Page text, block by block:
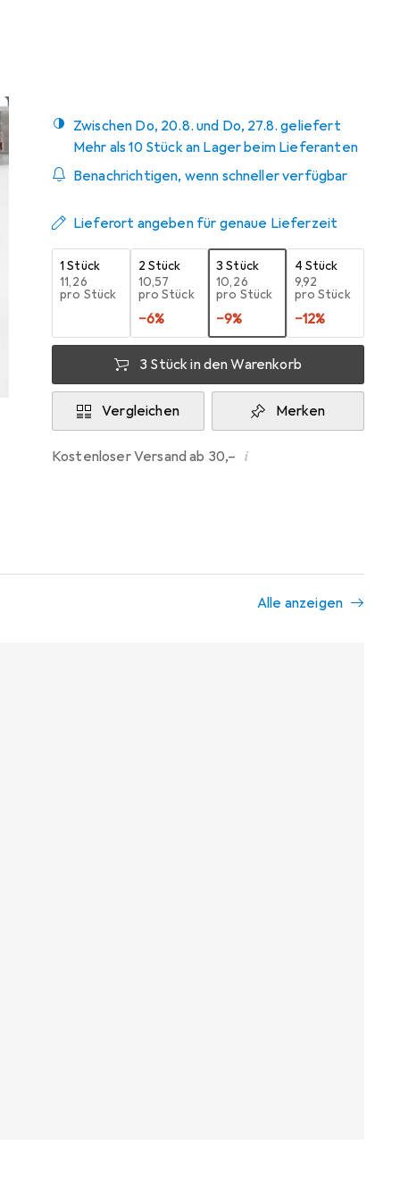
Zwischen Do, 20.8. und Do, 27.8. geliefert
Mehr als 10 Stück an Lager beim Lieferanten
Benachrichtigen, wenn schneller verfügbar
Lieferort angeben für genaue Lieferzeit
1 Stück
EUR
11,26
pro Stück
2 Stück
EUR
10,57
pro Stück
−6%
3 Stück
EUR
10,26
pro Stück
−9%
4 Stück
EUR
9,92
pro Stück
−12%
3 Stück in den Warenkorb
Vergleichen Merken
Kostenloser Versand ab 30,– i
Alle anzeigen